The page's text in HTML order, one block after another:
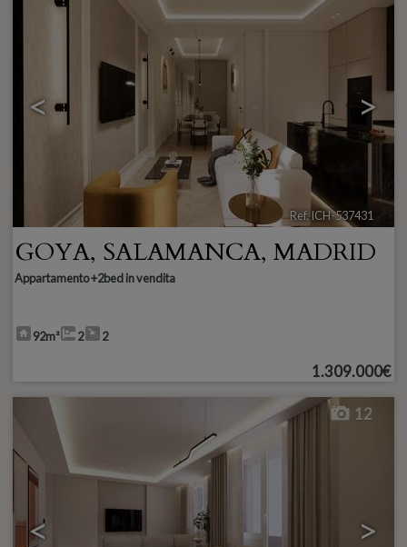
< >
Ref. ICH-537431 🔗
GOYA, SALAMANCA, MADRID
Appartamento +2bed in vendita
92m² 2 2
1.309.000€
< >
12